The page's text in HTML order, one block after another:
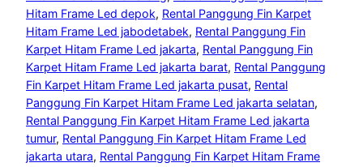
Hitam Frame Led depok, Rental Panggung Fin Karpet
Hitam Frame Led jabodetabek, Rental Panggung Fin
Karpet Hitam Frame Led jakarta, Rental Panggung Fin
Karpet Hitam Frame Led jakarta barat, Rental Panggung
Fin Karpet Hitam Frame Led jakarta pusat, Rental
Panggung Fin Karpet Hitam Frame Led jakarta selatan
Rental Panggung Fin Karpet Hitam Frame Led jakarta
tumur, Rental Panggung Fin Karpet Hitam Frame Led
jakarta utara, Rental Panggung Fin Karpet Hitam Frame